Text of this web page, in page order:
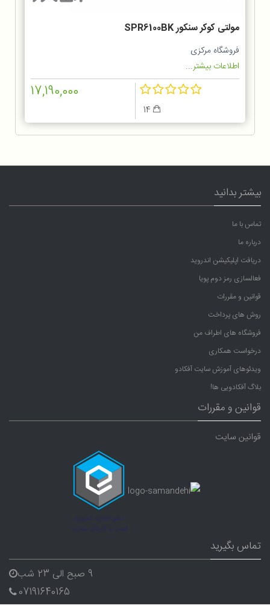
مولتی کوکر سنکور SPR6100BK
فروشگاه مرکزی
اطلاعات بیشتر...
17,190,000
بیشتر بدانید
تماس با ما
درباره ما
دریافت اپلیکیشن اندروید
فعالسازی رمز دوم پویا
قوانین و مقررات
روش های پرداخت
فروشگاه های اطراف من
درخواست همکاری
ویدئوهای آموزش سایت آفکادو
بلاگ آفکادویی ها!
قوانین و مقررات
قوانین سایت
تماس بگیرید
9 صبح الی 23 شب
07191640165